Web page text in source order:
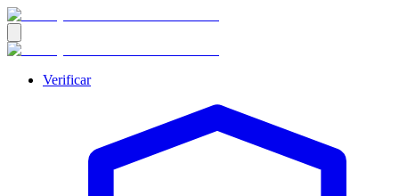
Verificar